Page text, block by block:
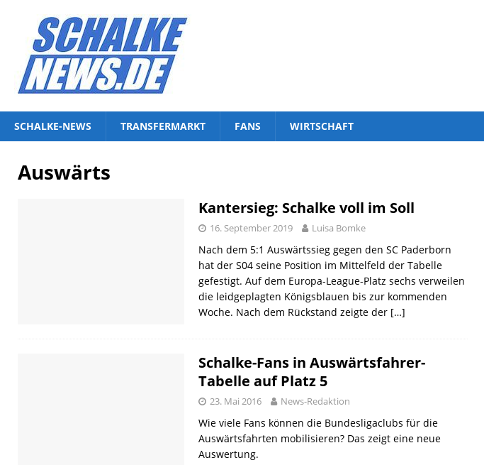
SCHALKE-NEWS TRANSFERMARKT FANS WIRTSCHAFT
Auswärts
Kantersieg: Schalke voll im Soll
16. September 2019 Luisa Bomke
Nach dem 5:1 Auswärtssieg gegen den SC Paderborn
hat der S04 seine Position im Mittelfeld der Tabelle
gefestigt. Auf dem Europa-League-Platz sechs verweilen
die leidgeplagten Königsblauen bis zur kommenden
Woche. Nach dem Rückstand zeigte der […]
Schalke-Fans in Auswärtsfahrer-
Tabelle auf Platz 5
23. Mai 2016 News-Redaktion
Wie viele Fans können die Bundesligaclubs für die
Auswärtsfahrten mobilisieren? Das zeigt eine neue
Auswertung.